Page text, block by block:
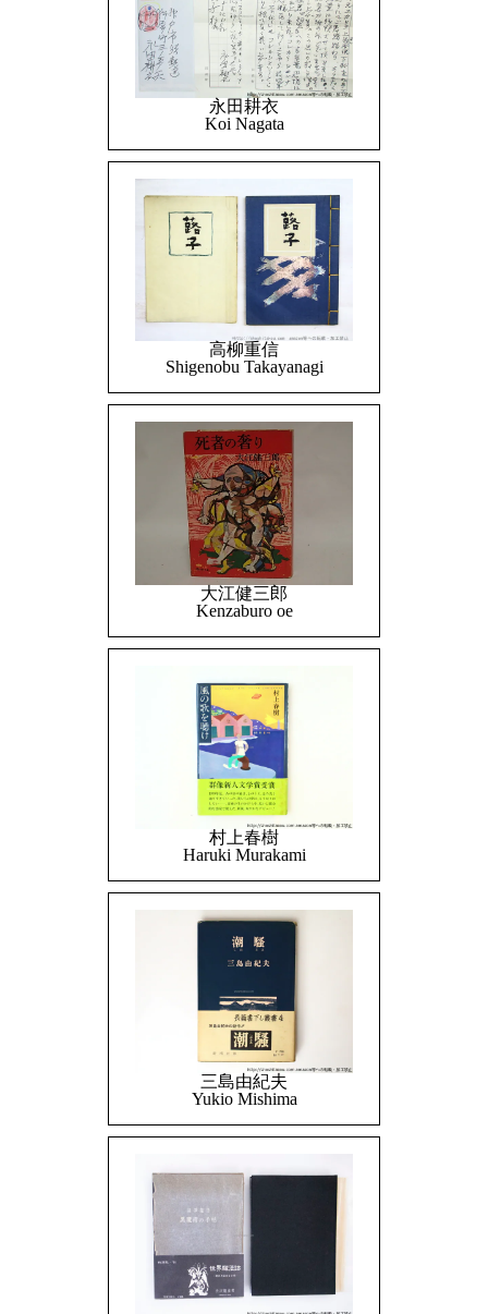
永田耕衣
Koi Nagata
高柳重信
Shigenobu Takayanagi
大江健三郎
Kenzaburo oe
村上春樹
Haruki Murakami
三島由紀夫
Yukio Mishima